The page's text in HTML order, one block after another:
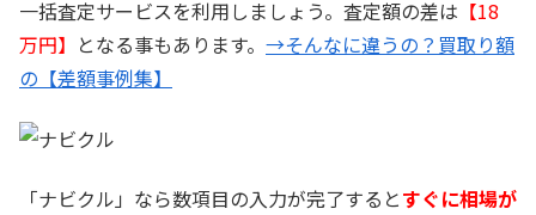
一括査定サービスを利用しましょう。査定額の差は 【18
万円】 となる事もあります。 →そんなに違うの？買取り額
の【差額事例集】
「ナビクル」なら数項目の入力が完了するとすぐに相場が